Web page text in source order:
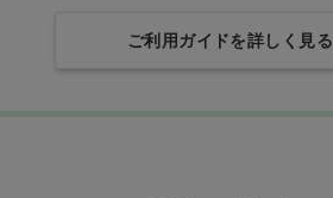
ご利用ガイドを詳しく見る